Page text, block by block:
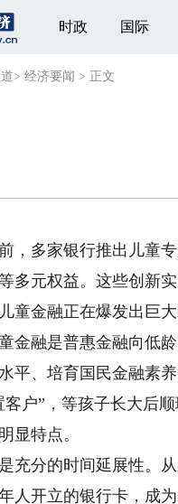
时政 国际
> 经济要闻 > 正文
多家银行推出儿童专
多元权益。这些创新
童金融正在爆发出巨大
融是普惠金融向低龄
平、培育国民金融素
客户”，等孩子长大后
显特点。
分的时间延展性。从
人开立的银行卡，成